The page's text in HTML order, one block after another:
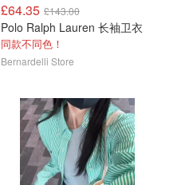
£64.35 £143.00
Polo Ralph Lauren 长袖卫衣
同款不同色！
Bernardelli Store